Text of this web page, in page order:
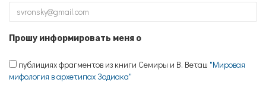
Прошу информировать меня о
публициях фрагментов из книги Семиры и В. Веташ "Мировая
мифология в архетипах Зодиака"